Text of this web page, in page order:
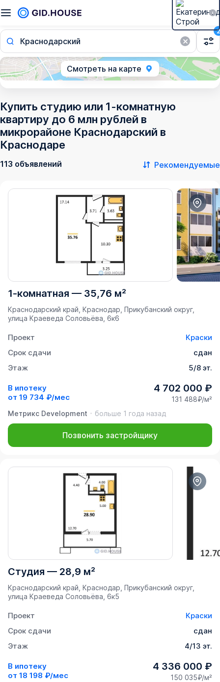
Краснодарский
2
Смотреть на карте
Купить студию или 1-комнатную
квартиру до 6 млн рублей в
микрорайоне Краснодарский в
Краснодаре
113 объявлений Рекомендуемые
1-комнатная — 35,76 м²
Краснодарский край, Краснодар, Прикубанский округ,
улица Краеведа Соловьёва, 6к6
Проект
Краски
Срок сдачи
сдан
Этаж
5/8 эт.
В ипотеку
от 19 734 ₽/мес
4 702 000 ₽
131 488₽/м²
Метрикс Development
больше 1 года назад
Позвонить застройщику
Студия — 28,9 м²
Краснодарский край, Краснодар, Прикубанский округ,
улица Краеведа Соловьёва, 6к5
Проект
Краски
Срок сдачи
сдан
Этаж
4/13 эт.
В ипотеку
от 18 198 ₽/мес
4 336 000 ₽
150 035₽/м²